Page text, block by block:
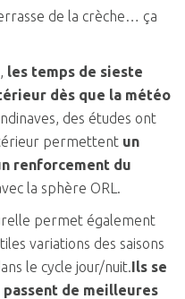
de la crèche… ça
les temps de sieste
dès que la météo
des études ont
permettent un
renforcement du
la sphère ORL.
permet également
variations des saisons
le cycle jour/nuit.Ils se
de meilleures